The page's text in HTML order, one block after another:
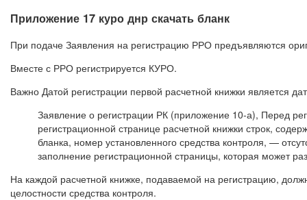
Приложение 17 куро днр скачать бланк
При подаче Заявления на регистрацию РРО предъявляются
Вместе с РРО регистрируется КУРО.
Важно Датой регистрации первой расчетной книжки является
Заявление о регистрации РК (приложение 10-а), Перед
регистрационной странице расчетной книжки строк,
бланка, номер установленного средства контроля, —
заполнение регистрационной страницы, которая может
На каждой расчетной книжке, подаваемой на регистрацию,
целостности средства контроля.